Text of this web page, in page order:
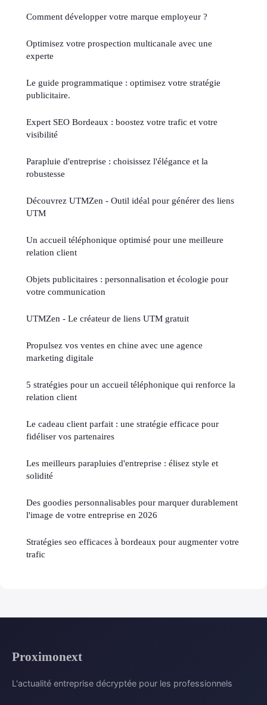
Comment développer votre marque employeur ?
Optimisez votre prospection multicanale avec une
experte
Le guide programmatique : optimisez votre stratégie
publicitaire.
Expert SEO Bordeaux : boostez votre trafic et votre
visibilité
Parapluie d'entreprise : choisissez l'élégance et la
robustesse
Découvrez UTMZen - Outil idéal pour générer des liens
UTM
Un accueil téléphonique optimisé pour une meilleure
relation client
Objets publicitaires : personnalisation et écologie pour
votre communication
UTMZen - Le créateur de liens UTM gratuit
Propulsez vos ventes en chine avec une agence
marketing digitale
5 stratégies pour un accueil téléphonique qui renforce la
relation client
Le cadeau client parfait : une stratégie efficace pour
fidéliser vos partenaires
Les meilleurs parapluies d'entreprise : élisez style et
solidité
Des goodies personnalisables pour marquer durablement
l'image de votre entreprise en 2026
Stratégies seo efficaces à bordeaux pour augmenter votre
trafic
Proximonext
L'actualité entreprise décryptée pour les professionnels